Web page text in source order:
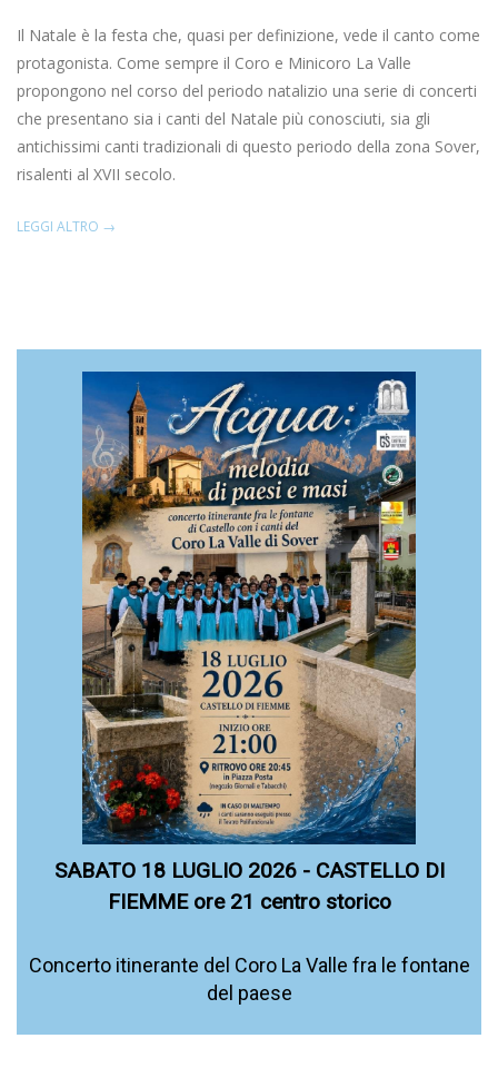
12-
12
Il Natale è la festa che, quasi per definizione, vede il canto come
protagonista. Come sempre il Coro e Minicoro La Valle
propongono nel corso del periodo natalizio una serie di concerti
che presentano sia i canti del Natale più conosciuti, sia gli
antichissimi canti tradizionali di questo periodo della zona Sover,
risalenti al XVII secolo.
LEGGI ALTRO →
SABATO 18 LUGLIO 2026 - CASTELLO DI
FIEMME ore 21 centro storico
Concerto itinerante del Coro La Valle fra le fontane
del paese